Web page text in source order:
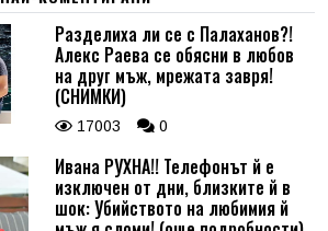
Разделиха ли се с Палаханов?!
Алекс Раева се обясни в любов
на друг мъж, мрежата завря!
(СНИМКИ)
17003 0
Ивана РУХНА!! Телефонът й е
изключен от дни, близките й в
шок: Убийството на любимия й